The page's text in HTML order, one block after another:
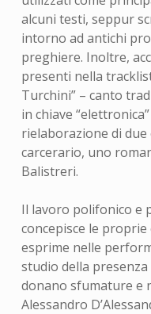
alcuni testi, seppur
intorno ad antichi
preghiere. Inoltre,
presenti nella
Turchini” – canto
in chiave
rielaborazione di
carcerario, uno
Balistreri.
Il lavoro polifonico e
concepisce le
esprime nelle
studio della
donano sfumature e
Alessandro